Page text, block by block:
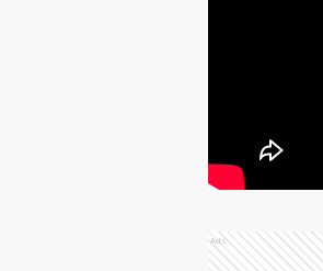
Ads